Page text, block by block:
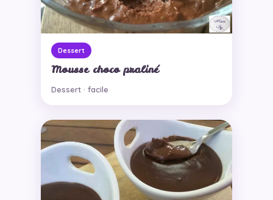
Dessert
Mousse choco praliné
Dessert · facile